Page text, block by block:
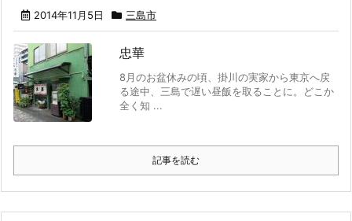
2014年11月5日 三島市
忠華
8月のお盆休みの頃、掛川の実家から東京へ戻
る途中、三島で遅い昼飯を取ることに。どこか
全く知 ...
記事を読む